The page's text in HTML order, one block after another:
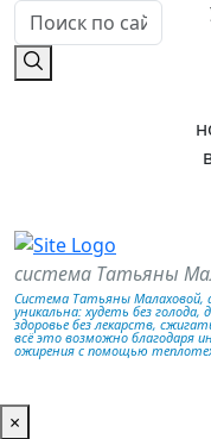
система Татьяны
Система Татьяны Малаховой,
уникальна: худеть без
здоровье без лекарств,
всё это возможно благодаря
ожирения с помощью
×